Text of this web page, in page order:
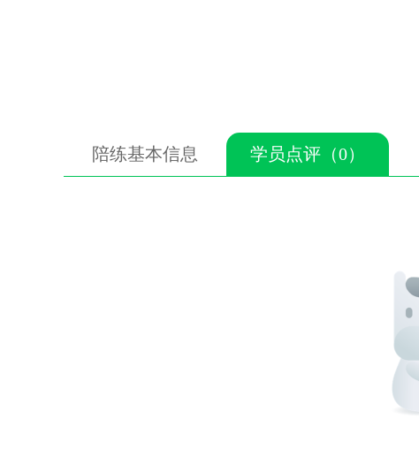
陪练基本信息 学员点评（0）